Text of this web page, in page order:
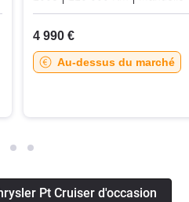
4 990 €
Au-dessus du marché
Pt Cruiser d'occasion